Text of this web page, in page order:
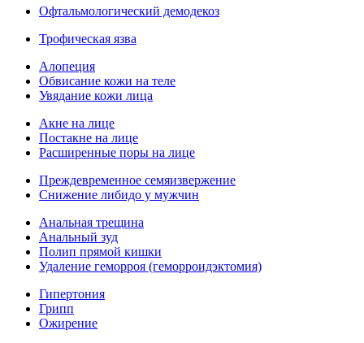
Офтальмологический демодекоз
Трофическая язва
Алопеция
Обвисание кожи на теле
Увядание кожи лица
Акне на лице
Постакне на лице
Расширенные поры на лице
Преждевременное семяизвержение
Снижение либидо у мужчин
Анальная трещина
Анальный зуд
Полип прямой кишки
Удаление геморроя (геморроидэктомия)
Гипертония
Грипп
Ожирение